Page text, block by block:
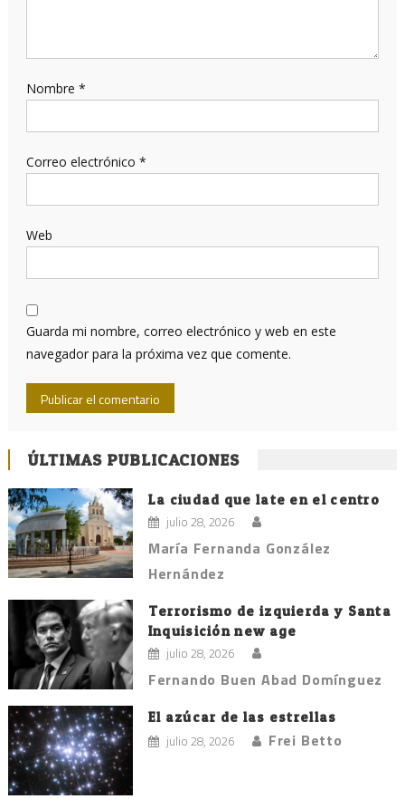
Nombre *
Correo electrónico *
Web
Guarda mi nombre, correo electrónico y web en este
navegador para la próxima vez que comente.
ÚLTIMAS PUBLICACIONES
La ciudad que late en el centro
julio 28, 2026
María Fernanda González
Hernández
Terrorismo de izquierda y Santa
Inquisición new age
julio 28, 2026
Fernando Buen Abad Domínguez
El azúcar de las estrellas
julio 28, 2026 Frei Betto